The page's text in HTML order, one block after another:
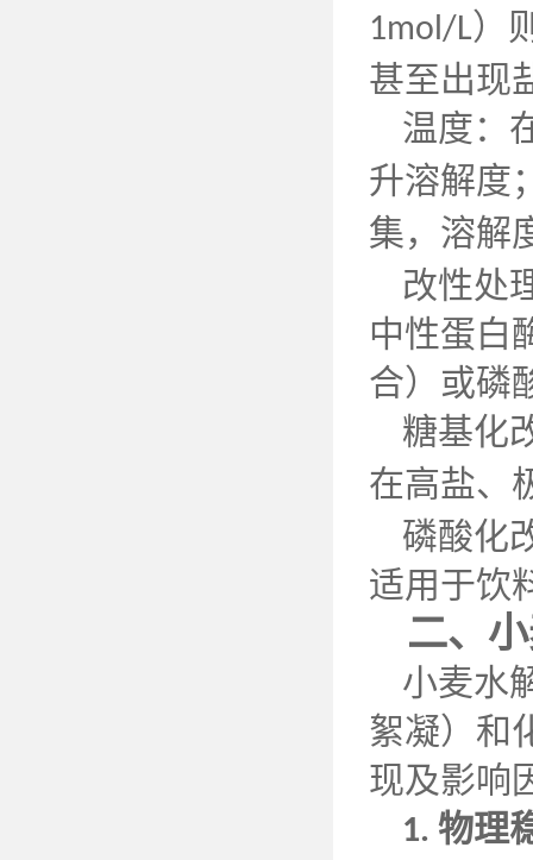
1mol/L）
甚至出现
温度：
升溶解度
集，溶解
改性处
中性蛋白
合）或磷
糖基化
在高盐、
磷酸化
适用于饮
二、
小麦水
絮凝）和
现及影响
1. 物理